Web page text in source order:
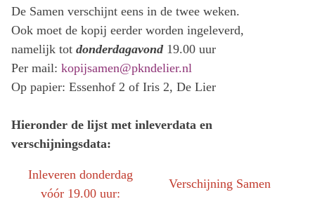
De Samen verschijnt eens in de twee weken.
Ook moet de kopij eerder worden ingeleverd,
namelijk tot donderdagavond 19.00 uur
Per mail: kopijsamen@pkndelier.nl
Op papier: Essenhof 2 of Iris 2, De Lier
Hieronder de lijst met inleverdata en
verschijningsdata:
Inleveren donderdag
vóór 19.00 uur:
Verschijning Samen